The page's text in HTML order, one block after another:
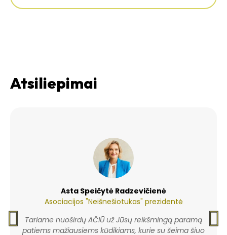
Atsiliepimai
Tariame nuoširdų AČIŪ už Jūsų reikšmingą paramą
patiems mažiausiems kūdikiams, kurie su šeima šiuo
Asta Speičytė Radzevičienė
Asociacijos "Neišnešiotukas" prezidentė
P
r
N
e